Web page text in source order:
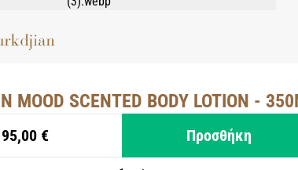
MOOD SCENTED BODY LOTION -
95,00 € Προσθήκη